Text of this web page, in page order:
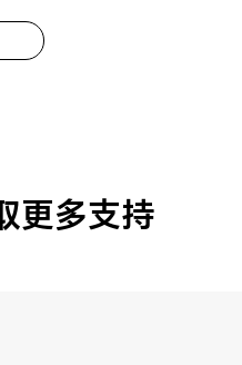
更多支持